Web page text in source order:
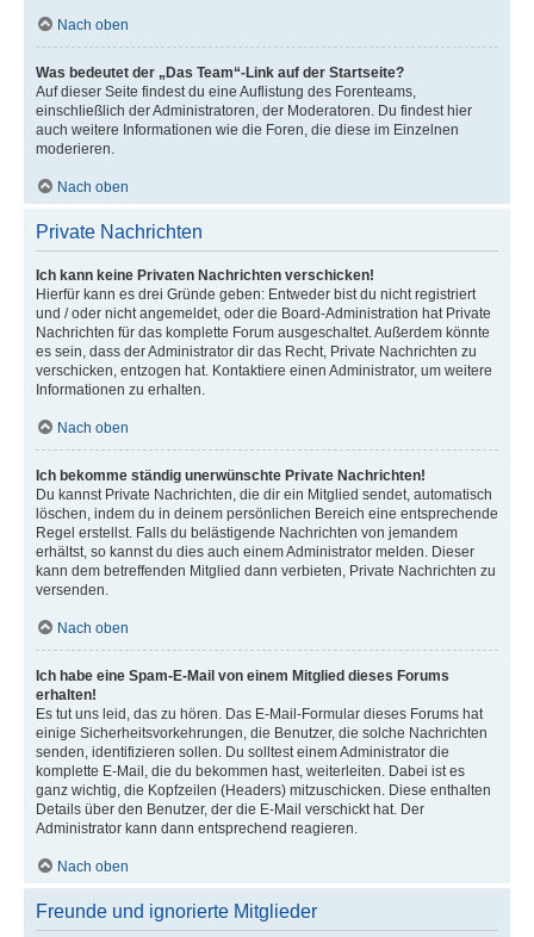
Nach oben
Was bedeutet der „Das Team“-Link auf der Startseite?
Auf dieser Seite findest du eine Auflistung des Forenteams,
einschließlich der Administratoren, der Moderatoren. Du findest hier
auch weitere Informationen wie die Foren, die diese im Einzelnen
moderieren.
Nach oben
Private Nachrichten
Ich kann keine Privaten Nachrichten verschicken!
Hierfür kann es drei Gründe geben: Entweder bist du nicht registriert
und / oder nicht angemeldet, oder die Board-Administration hat Private
Nachrichten für das komplette Forum ausgeschaltet. Außerdem könnte
es sein, dass der Administrator dir das Recht, Private Nachrichten zu
verschicken, entzogen hat. Kontaktiere einen Administrator, um weitere
Informationen zu erhalten.
Nach oben
Ich bekomme ständig unerwünschte Private Nachrichten!
Du kannst Private Nachrichten, die dir ein Mitglied sendet, automatisch
löschen, indem du in deinem persönlichen Bereich eine entsprechende
Regel erstellst. Falls du belästigende Nachrichten von jemandem
erhältst, so kannst du dies auch einem Administrator melden. Dieser
kann dem betreffenden Mitglied dann verbieten, Private Nachrichten zu
versenden.
Nach oben
Ich habe eine Spam-E-Mail von einem Mitglied dieses Forums
erhalten!
Es tut uns leid, das zu hören. Das E-Mail-Formular dieses Forums hat
einige Sicherheitsvorkehrungen, die Benutzer, die solche Nachrichten
senden, identifizieren sollen. Du solltest einem Administrator die
komplette E-Mail, die du bekommen hast, weiterleiten. Dabei ist es
ganz wichtig, die Kopfzeilen (Headers) mitzuschicken. Diese enthalten
Details über den Benutzer, der die E-Mail verschickt hat. Der
Administrator kann dann entsprechend reagieren.
Nach oben
Freunde und ignorierte Mitglieder